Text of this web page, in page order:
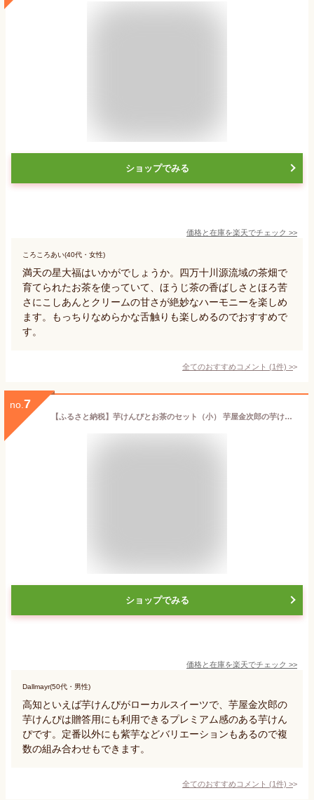
ショップでみる
価格と在庫を楽天でチェック >>
ころころあい(40代・女性)
満天の星大福はいかがでしょうか。四万十川源流域の茶畑で
育てられたお茶を使っていて、ほうじ茶の香ばしさとほろ苦
さにこしあんとクリームの甘さが絶妙なハーモニーを楽しめ
ます。もっちりなめらかな舌触りも楽しめるのでおすすめで
す。
全てのおすすめコメント (1件) >
no. 7
【ふるさと納税】芋けんぴとお茶のセット（小） 芋屋金次郎の芋けんぴと霧山茶園のおやつセット 土佐 ケンピ
ショップでみる
価格と在庫を楽天でチェック >>
Dallmayr(50代・男性)
高知といえば芋けんぴがローカルスイーツで、芋屋金次郎の
芋けんぴは贈答用にも利用できるプレミアム感のある芋けん
ぴです。定番以外にも紫芋などバリエーションもあるので複
数の組み合わせもできます。
全てのおすすめコメント (1件) >